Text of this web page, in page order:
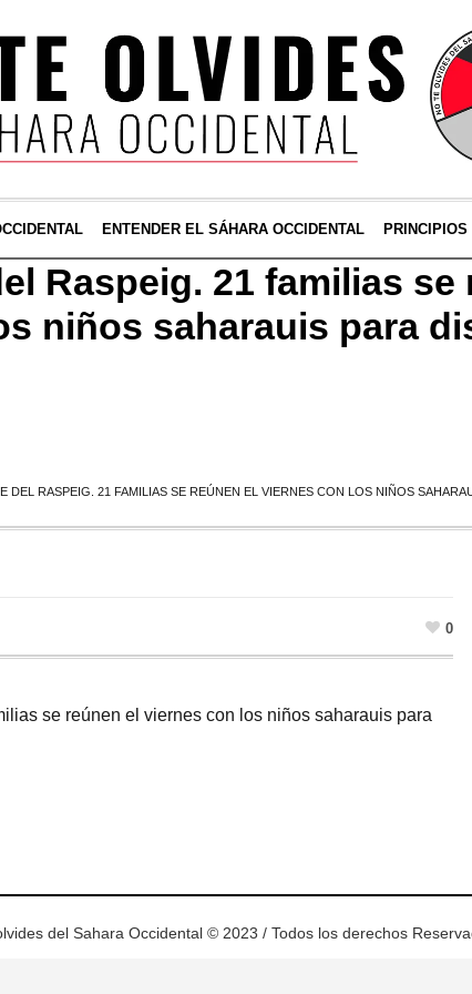
ENTENDER EL SÁHARA OCCIDENTAL
Raspeig. 21 familias se
niños saharauis para
DEL RASPEIG. 21 FAMILIAS SE REÚNEN EL VIERNES CON LOS NIÑOS
0
se reúnen el viernes con los niños saharauis para
del Sahara Occidental © 2023 / Todos los derechos